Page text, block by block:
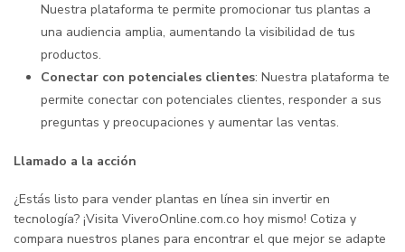
Nuestra plataforma te permite promocionar tus plantas a
una audiencia amplia, aumentando la visibilidad de tus
productos.
Conectar con potenciales clientes: Nuestra plataforma te
permite conectar con potenciales clientes, responder a sus
preguntas y preocupaciones y aumentar las ventas.
Llamado a la acción
¿Estás listo para vender plantas en línea sin invertir en
tecnología? ¡Visita ViveroOnline.com.co hoy mismo! Cotiza y
compara nuestros planes para encontrar el que mejor se adapte